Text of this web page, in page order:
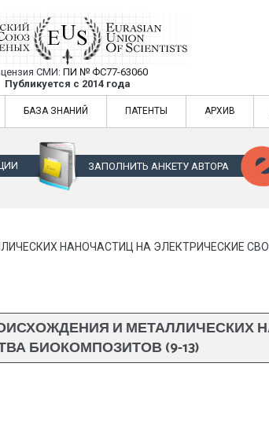
Союз Ученых — публикация
СМИ:ПИ № ФС77-63060
Публикуется с 2014 года
— публикация научных статей в
БАЗА ЗНАНИЙ ПАТЕНТЫ АРХИВ
ЗАПОЛНИТЬ АНКЕТУ АВТОРА
НАНОЧАСТИЦ НА ЭЛЕКТРИЧЕСКИЕ
И МЕТАЛЛИЧЕСКИХ
БИОКОМПОЗИТОВ (9-13)